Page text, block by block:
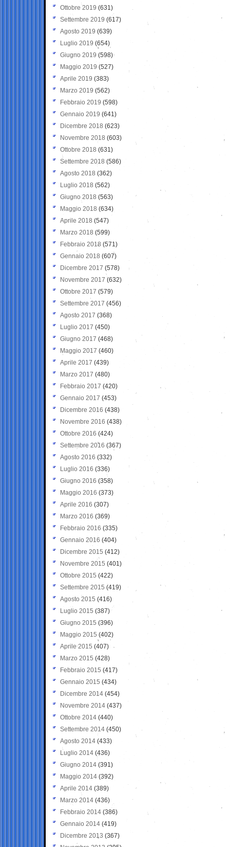
Ottobre 2019 (631)
Settembre 2019 (617)
Agosto 2019 (639)
Luglio 2019 (654)
Giugno 2019 (598)
Maggio 2019 (527)
Aprile 2019 (383)
Marzo 2019 (562)
Febbraio 2019 (598)
Gennaio 2019 (641)
Dicembre 2018 (623)
Novembre 2018 (603)
Ottobre 2018 (631)
Settembre 2018 (586)
Agosto 2018 (362)
Luglio 2018 (562)
Giugno 2018 (563)
Maggio 2018 (634)
Aprile 2018 (547)
Marzo 2018 (599)
Febbraio 2018 (571)
Gennaio 2018 (607)
Dicembre 2017 (578)
Novembre 2017 (632)
Ottobre 2017 (579)
Settembre 2017 (456)
Agosto 2017 (368)
Luglio 2017 (450)
Giugno 2017 (468)
Maggio 2017 (460)
Aprile 2017 (439)
Marzo 2017 (480)
Febbraio 2017 (420)
Gennaio 2017 (453)
Dicembre 2016 (438)
Novembre 2016 (438)
Ottobre 2016 (424)
Settembre 2016 (367)
Agosto 2016 (332)
Luglio 2016 (336)
Giugno 2016 (358)
Maggio 2016 (373)
Aprile 2016 (307)
Marzo 2016 (369)
Febbraio 2016 (335)
Gennaio 2016 (404)
Dicembre 2015 (412)
Novembre 2015 (401)
Ottobre 2015 (422)
Settembre 2015 (419)
Agosto 2015 (416)
Luglio 2015 (387)
Giugno 2015 (396)
Maggio 2015 (402)
Aprile 2015 (407)
Marzo 2015 (428)
Febbraio 2015 (417)
Gennaio 2015 (434)
Dicembre 2014 (454)
Novembre 2014 (437)
Ottobre 2014 (440)
Settembre 2014 (450)
Agosto 2014 (433)
Luglio 2014 (436)
Giugno 2014 (391)
Maggio 2014 (392)
Aprile 2014 (389)
Marzo 2014 (436)
Febbraio 2014 (386)
Gennaio 2014 (419)
Dicembre 2013 (367)